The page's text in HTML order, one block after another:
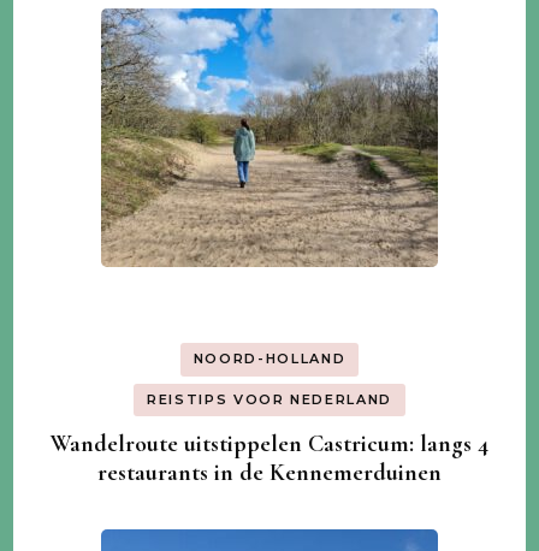
NOORD-HOLLAND
REISTIPS VOOR NEDERLAND
Wandelroute uitstippelen Castricum: langs 4
restaurants in de Kennemerduinen